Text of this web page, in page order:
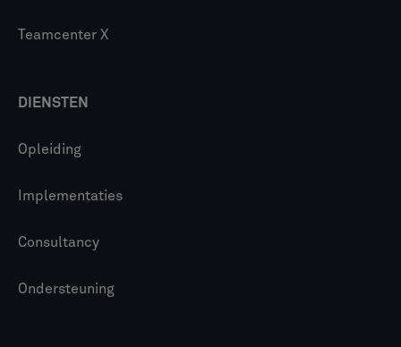
Teamcenter X
DIENSTEN
Opleiding
Implementaties
Consultancy
Ondersteuning